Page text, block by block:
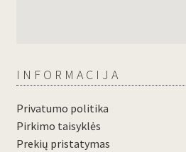
INFORMACIJA
Privatumo politika
Pirkimo taisyklės
Prekių pristatymas